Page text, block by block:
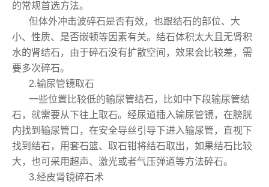
的常规首选方法。
但体外冲击波碎石是否有效，也跟结石的部位、大
小、性质、是否嵌顿等因素有关。结石体积太大且无肾积
水的肾结石，由于碎石没有扩散空间，效果会比较差，需
要多次碎石。
2.输尿管镜取石
一些位置比较低的输尿管结石，比如中下段输尿管结
石，就需要从下往上取石。经尿道插入输尿管镜，在膀胱
内找到输尿管口，在安全导丝引导下进入输尿管，直视下
找到结石，用套石篮、取石钳将结石取出，如果结石比较
大，也可采用超声、激光或者气压弹道等方法碎石。
3.经皮肾镜碎石术